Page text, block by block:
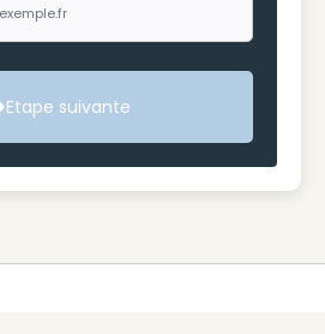
Etape suivante
Etape suivante